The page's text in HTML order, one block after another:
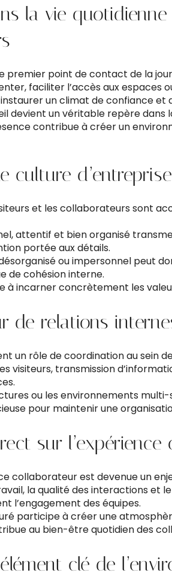
la vie quotidienne
premier point de contact de la
faciliter l’accès aux espaces
un climat de confiance et
devient un véritable repère dans
contribue à créer un
culture d’entreprise
et les collaborateurs sont
attentif et bien organisé
portée aux détails.
ou impersonnel peut
de cohésion interne.
à incarner concrètement les
de relations
un rôle de coordination au sein
visiteurs, transmission
ou les environnements
pour maintenir une
sur l’expérience
collaborateur est devenue un
la qualité des interactions et
l’engagement des équipes.
participe à créer une
au bien-être quotidien des
clé de